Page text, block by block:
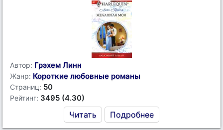
Автор: Грэхем Линн
Жанр: Короткие любовные романы
Страниц: 50
Рейтинг: 3495 (4.30)
Читать Подробнее